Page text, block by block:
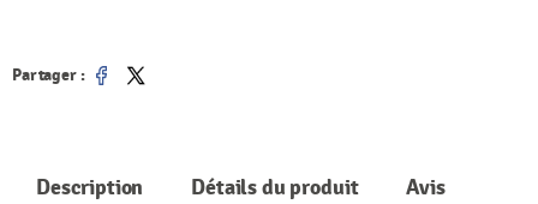
Partager :
Partager
Tweet
Description Détails du produit Avis